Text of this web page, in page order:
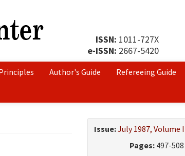
ISSN: 1011-727X
e-ISSN: 2667-5420
Author's Guide
Refereeing Guide
Issue:July 1987, Volume
Pages:497-508